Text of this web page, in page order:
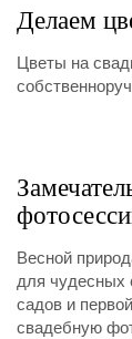
Делаем
Цветы на
Весной
для чудесных
садов и
свадебную